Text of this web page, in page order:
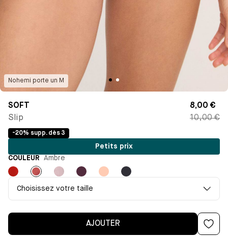
Nohemi porte un M
SOFT
Slip
8,00 €
10,00 €
-20% supp. dès 3
Petits prix
COULEUR
Ambre
Rouge Ambre Bleu Violet Pêche Bleu
Choisissez votre taille
AJOUTER